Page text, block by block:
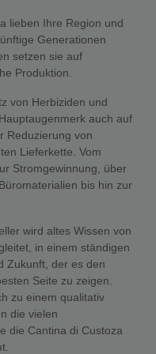
lieben Ihre Region und
Generationen
setzen sie auf
Produktion.
von Herbiziden und
auch auf
Reduzierung von
Lieferkette. Vom
Stromgewinnung, über
bis hin zur
wird altes Wissen von
in einem ständigen
Zukunft, der es den
Seite zu zeigen.
zu einem qualitativ
die vielen
die Cantina di Custoza